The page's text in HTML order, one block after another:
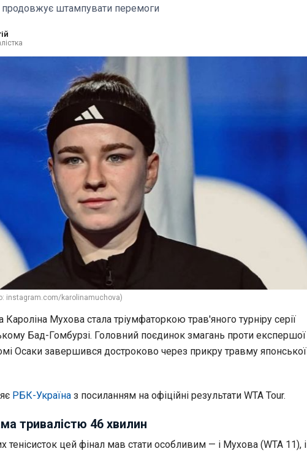
продовжує штампувати перемоги
instagram.com/karolinamuchova)
Кароліна Мухова стала тріумфаторкою трав'яного турніру серії
Бад-Гомбурзі. Головний поєдинок змагань проти експершої
Осаки завершився достроково через прикру травму японської
РБК-Україна з посиланням на офіційні результати WTA Tour.
тривалістю 46 хвилин
тенісисток цей фінал мав стати особливим — і Мухова (WTA 11), і